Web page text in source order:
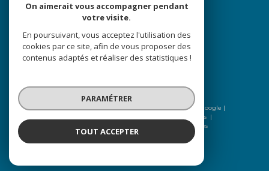
Nous suivre sur
© 2026 | Tous droits réservés | Traduction powered by Google |
Mentions légales
Cookies
On aimerait vous accompagner pendant
votre visite.
En poursuivant, vous acceptez l'utilisation des
cookies par ce site, afin de vous proposer des
contenus adaptés et réaliser des statistiques !
PARAMÉTRER
TOUT ACCEPTER